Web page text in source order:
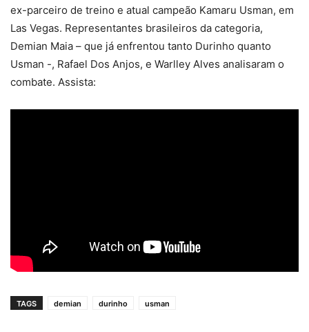
ex-parceiro de treino e atual campeão Kamaru Usman, em
Las Vegas. Representantes brasileiros da categoria,
Demian Maia – que já enfrentou tanto Durinho quanto
Usman -, Rafael Dos Anjos, e Warlley Alves analisaram o
combate. Assista:
TAGS demian durinho usman